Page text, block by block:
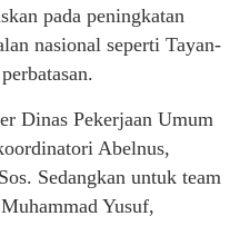
pada peningkatan
nasional seperti Tayan-
Dinas Pekerjaan Umum
Abelnus,
Sedangkan untuk team
Yusuf,